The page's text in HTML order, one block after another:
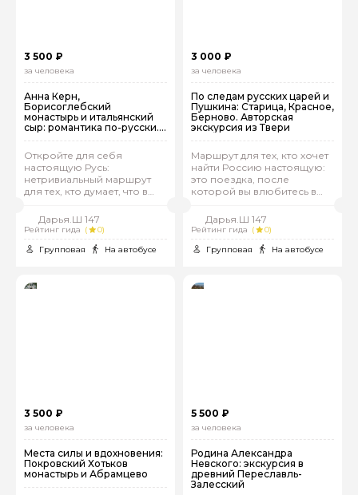
3 500 ₽
за человека
Анна Керн,
Борисоглебский
монастырь и итальянский
сыр: романтика по-русски.
Авторская экскурсия из
Прутня
Откройте для себя
настоящую Русь:
нетривиальный маршрут
для тех, кто думает, что в
Дарья.Ш 147
Рейтинг гида (
0)
Групповая
На автобусе
3 000 ₽
за человека
По следам русских царей и
Пушкина: Старица, Красное,
Берново. Авторская
экскурсия из Твери
Маршрут для тех, кто хочет
найти Россию настоящую:
это поездка, после
которой вы влюбитесь в
Дарья.Ш 147
Рейтинг гида (
0)
Групповая
На автобусе
3 500 ₽
за человека
Места силы и вдохновения:
Покровский Хотьков
монастырь и Абрамцево
5 500 ₽
за человека
Родина Александра
Невского: экскурсия в
древний Переславль-
Залесский